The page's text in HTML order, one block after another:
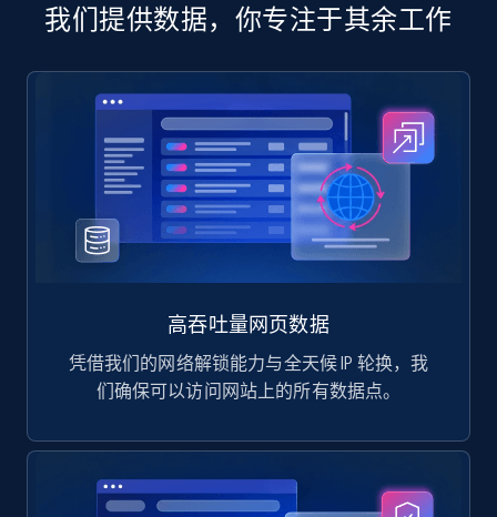
我们提供数据，你专注于其余工作
高吞吐量网页数据
凭借我们的网络解锁能力与全天候 IP 轮换，我
们确保可以访问网站上的所有数据点。